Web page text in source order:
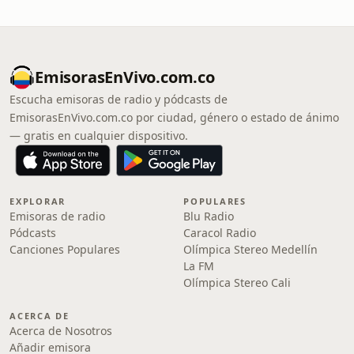
EmisorasEnVivo.com.co
Escucha emisoras de radio y pódcasts de
EmisorasEnVivo.com.co por ciudad, género o estado de ánimo
— gratis en cualquier dispositivo.
EXPLORAR
Emisoras de radio
Pódcasts
Canciones Populares
POPULARES
Blu Radio
Caracol Radio
Olímpica Stereo Medellín
La FM
Olímpica Stereo Cali
ACERCA DE
Acerca de Nosotros
Añadir emisora